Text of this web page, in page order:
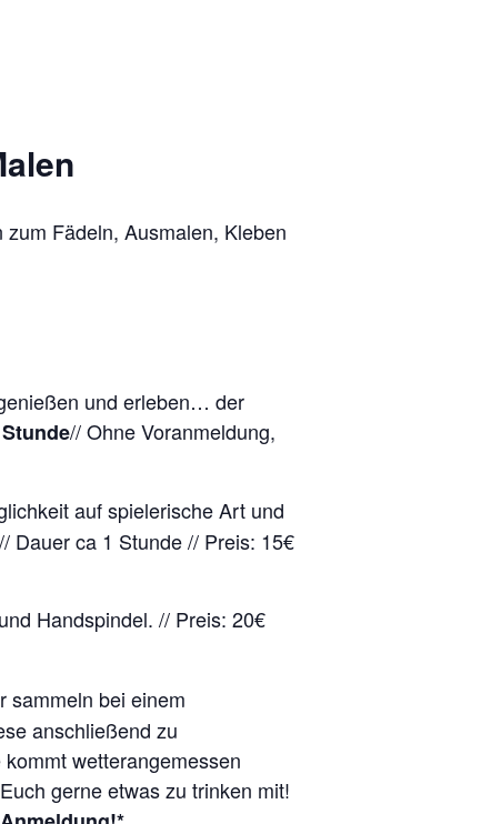
Fädeln, Ausmalen, Kleben
und erleben… der
// Ohne Voranmeldung,
auf spielerische Art und
Dauer ca 1 Stunde // Preis: 15€
Handspindel. // Preis: 20€
sammeln bei einem
anschließend zu
wetterangemessen
gerne etwas zu trinken mit!